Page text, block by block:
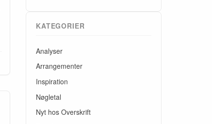
KATEGORIER
Analyser
Arrangementer
Inspiration
Nøgletal
Nyt hos Overskrift